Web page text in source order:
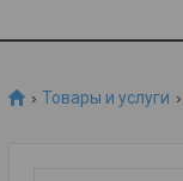
Товары и услуги